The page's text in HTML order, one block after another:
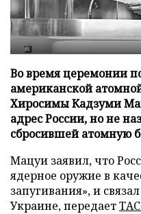
Во время церемонии
американской
Хиросимы Кадзуми
адрес России, но не
сбросившей атомную
Мацуи заявил, что
ядерное оружие в
запугивания», и
Украине, передает